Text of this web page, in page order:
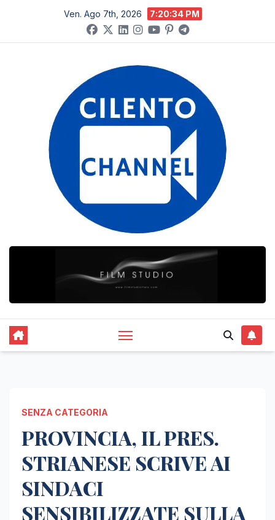
contenuto
Ven. Ago 7th, 2026 7:20:35 PM
SENZA CATEGORIA
PROVINCIA, IL PRES.
STRIANESE SCRIVE AI
SINDACI
SENSIBILIZZATE SULLA